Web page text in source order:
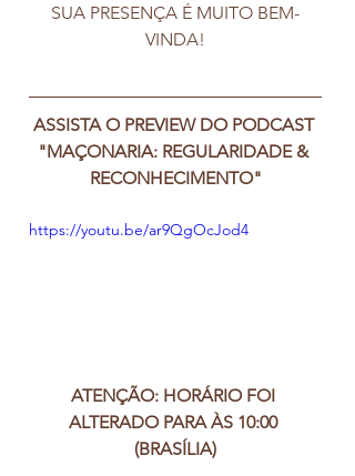
SUA PRESENÇA É MUITO BEM-
VINDA!
ASSISTA O PREVIEW DO PODCAST
"MAÇONARIA: REGULARIDADE &
RECONHECIMENTO"
https://youtu.be/ar9QgOcJod4
ATENÇÃO: HORÁRIO FOI
ALTERADO PARA ÀS 10:00
(BRASÍLIA)